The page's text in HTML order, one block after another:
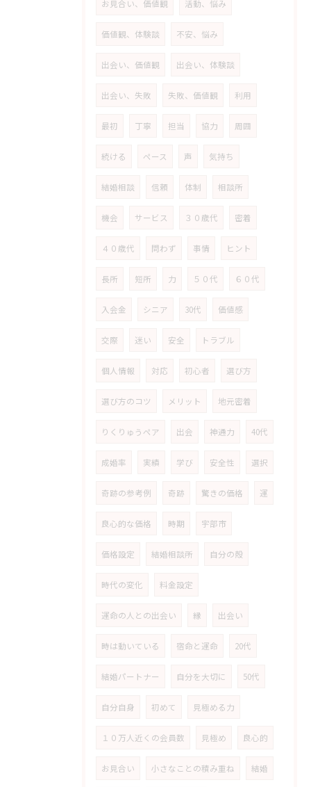
お見合い、価値観 活動、悩み
価値観、体験談 不安、悩み
出会い、価値観 出会い、体験談
出会い、失敗 失敗、価値観 利用
最初 丁寧 担当 協力 周囲
続ける ペース 声 気持ち
結婚相談 信頼 体制 相談所
機会 サービス ３０歳代 密着
４０歳代 問わず 事情 ヒント
長所 短所 力 ５０代 ６０代
入会金 シニア 30代 価値感
交際 迷い 安全 トラブル
個人情報 対応 初心者 選び方
選び方のコツ メリット 地元密着
りくりゅうペア 出会 神通力 40代
成婚率 実績 学び 安全性 選択
奇跡の参考例 奇跡 驚きの価格 運
良心的な価格 時期 宇部市
価格設定 結婚相談所 自分の殻
時代の変化 料金設定
運命の人との出会い 縁 出会い
時は動いている 宿命と運命 20代
結婚パートナー 自分を大切に 50代
自分自身 初めて 見極める力
１０万人近くの会員数 見極め 良心的
お見合い 小さなことの積み重ね 結婚